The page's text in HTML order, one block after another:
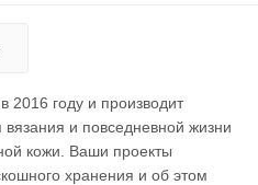
2016 году и производит
и повседневной жизни
кожи. Ваши проекты
хранения и об этом